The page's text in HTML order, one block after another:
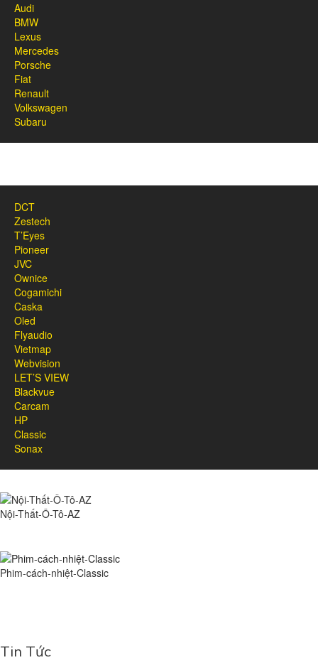
Audi
BMW
Lexus
Mercedes
Porsche
Fiat
Renault
Volkswagen
Subaru
DCT
Zestech
T’Eyes
Pioneer
JVC
Ownice
Cogamichi
Caska
Oled
Flyaudio
Vietmap
Webvision
LET’S VIEW
Blackvue
Carcam
HP
Classic
Sonax
Nội-Thất-Ô-Tô-AZ
Phim-cách-nhiệt-Classic
Tin Tức